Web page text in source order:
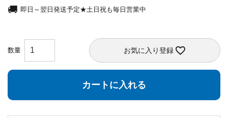
即日～翌日発送予定★土日祝も毎日営業中
お気に入り登録
カートに入れる